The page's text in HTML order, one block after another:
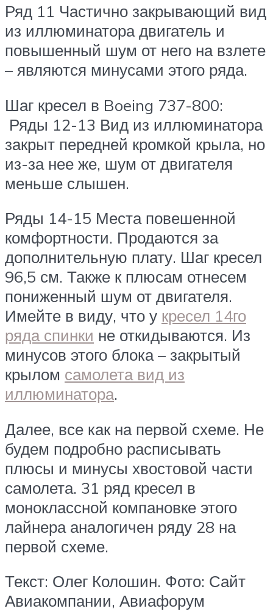
Ряд 11 Частично закрывающий вид
из иллюминатора двигатель и
повышенный шум от него на взлете
– являются минусами этого ряда.
Шаг кресел в Boeing 737-800:
Ряды 12-13 Вид из иллюминатора
закрыт передней кромкой крыла, но
из-за нее же, шум от двигателя
меньше слышен.
Ряды 14-15 Места повешенной
комфортности. Продаются за
дополнительную плату. Шаг кресел
96,5 см. Также к плюсам отнесем
пониженный шум от двигателя.
Имейте в виду, что у кресел 14го
ряда спинки не откидываются. Из
минусов этого блока – закрытый
крылом самолета вид из
иллюминатора.
Далее, все как на первой схеме. Не
будем подробно расписывать
плюсы и минусы хвостовой части
самолета. 31 ряд кресел в
моноклассной компановке этого
лайнера аналогичен ряду 28 на
первой схеме.
Текст: Олег Колошин. Фото: Сайт
Авиакомпании, Авиафорум